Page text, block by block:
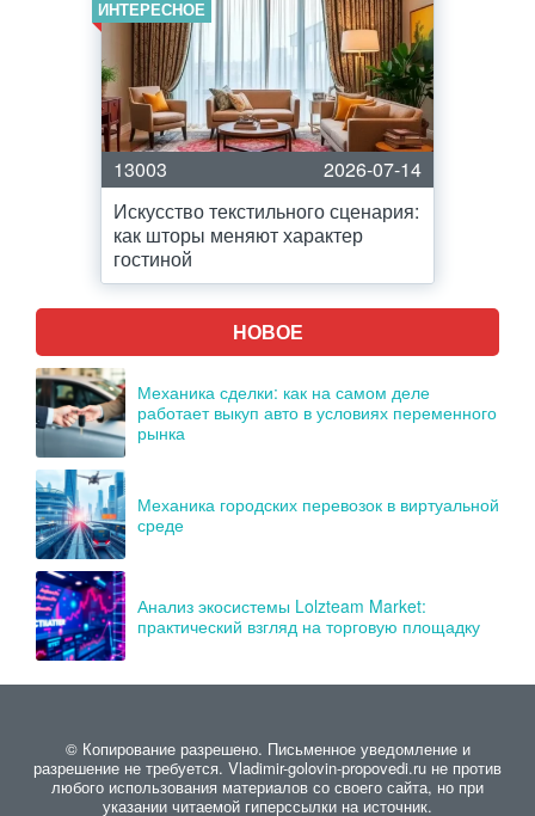
ИНТЕРЕСНОЕ
13003
2026-07-14
Искусство текстильного сценария:
как шторы меняют характер
гостиной
НОВОЕ
Механика сделки: как на самом деле
работает выкуп авто в условиях переменного
рынка
Механика городских перевозок в виртуальной
среде
Анализ экосистемы Lolzteam Market:
практический взгляд на торговую площадку
© Копирование разрешено. Письменное уведомление и
разрешение не требуется. Vladimir-golovin-propovedi.ru не против
любого использования материалов со своего сайта, но при
указании читаемой гиперссылки на источник.